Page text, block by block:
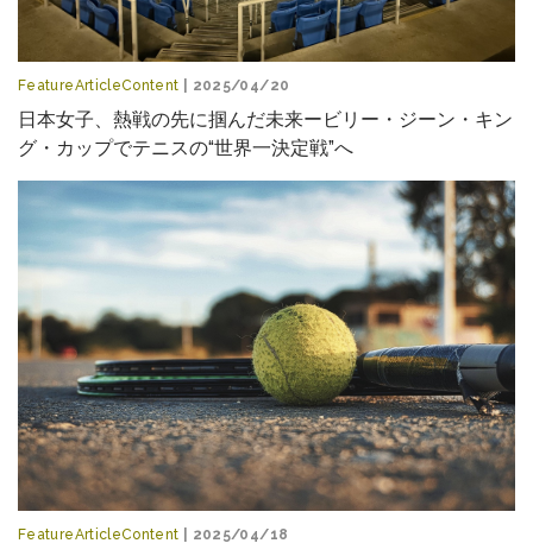
FeatureArticleContent | 2025/04/20
日本女子、熱戦の先に掴んだ未来ービリー・ジーン・キン
グ・カップでテニスの“世界一決定戦”へ
FeatureArticleContent | 2025/04/18